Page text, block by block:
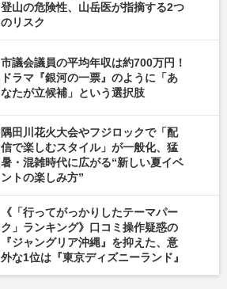
登山の危険性、山岳医が指摘する2つ
のリスク
市議会議員の平均年収は約700万円！
ドラマ『銀河の一票』のように「あ
なたが立候補」という選択肢
隅田川花火大会やフジロックで「配
信で楽しむスタイル」が一般化、猛
暑・混雑時代に広がる“新しい夏イベ
ントの楽しみ方”
《「行ってがっかりしたテーマパー
ク」ランキング》口コミ操作疑惑の
『ジャングリア沖縄』を抑えた、意
外な1位は『東京ディズニーランド』